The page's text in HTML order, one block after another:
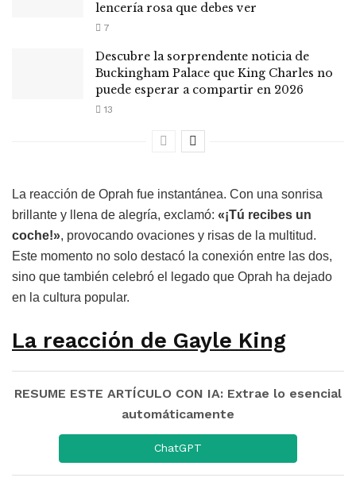
lencería rosa que debes ver
7
Descubre la sorprendente noticia de
Buckingham Palace que King Charles no
puede esperar a compartir en 2026
13
La reacción de Oprah fue instantánea. Con una sonrisa
brillante y llena de alegría, exclamó: «¡Tú recibes un
coche!», provocando ovaciones y risas de la multitud.
Este momento no solo destacó la conexión entre las dos,
sino que también celebró el legado que Oprah ha dejado
en la cultura popular.
La reacción de Gayle King
RESUME ESTE ARTÍCULO CON IA: Extrae lo esencial
automáticamente
ChatGPT